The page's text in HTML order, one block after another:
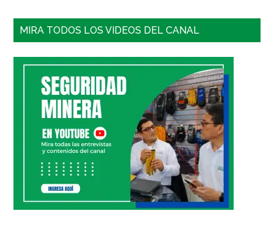
MIRA TODOS LOS VIDEOS DEL CANAL